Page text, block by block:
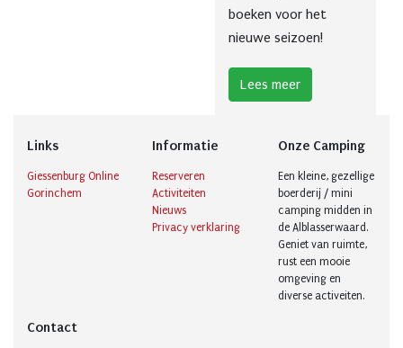
boeken voor het
nieuwe seizoen!
Lees meer
Links
Giessenburg Online
Gorinchem
Informatie
Reserveren
Activiteiten
Nieuws
Privacy verklaring
Onze Camping
Een kleine, gezellige
boerderij / mini
camping midden in
de Alblasserwaard.
Geniet van ruimte,
rust een mooie
omgeving en
diverse activeiten.
Contact